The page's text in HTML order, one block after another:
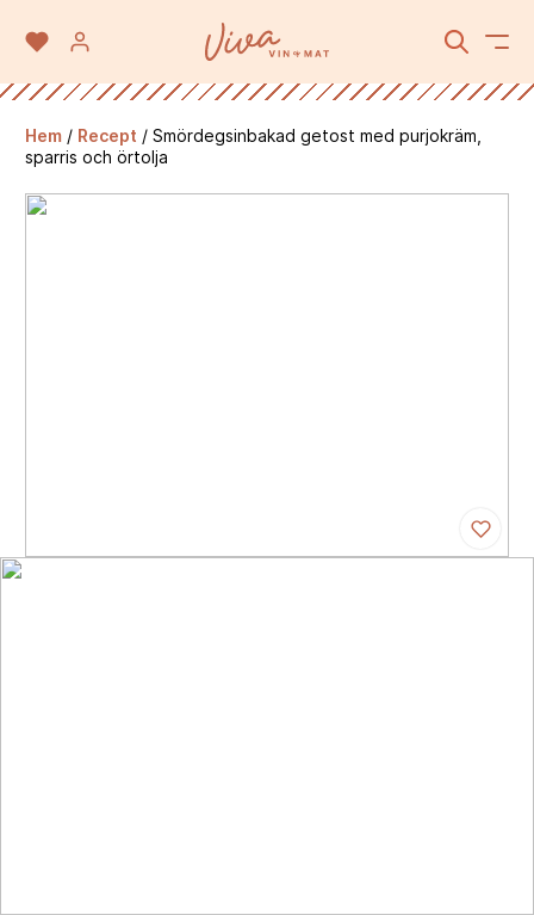
Hem / Recept / Smördegsinbakad getost med purjokräm,
sparris och örtolja